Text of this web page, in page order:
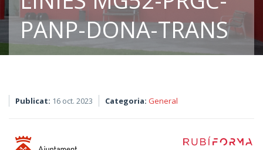
PANP-DONA-TRANS
Publicat: 16 oct. 2023 Categoria: General